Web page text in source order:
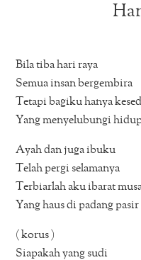
Bila tiba hari raya
Semua insan bergembira
Tetapi bagiku hanya
Yang menyelubungi
Ayah dan juga ibuku
Telah pergi selamanya
Terbiarlah aku ibarat
Yang haus di padang pasir
( korus )
Siapakah yang sudi